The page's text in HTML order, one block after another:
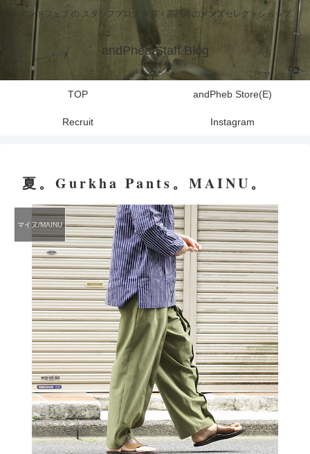
アンドフェブ の スタッフブログ 東京・高円寺のメンズセレクトショップ
andPheb Staff Blog
TOP andPheb Store(E)
Recruit Instagram
夏。Gurkha Pants。MAINU。
マイヌ/MAINU